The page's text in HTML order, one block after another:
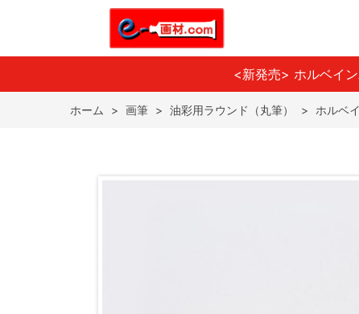
<新発売> ホルベイ
ホーム > 画筆 > 油彩用ラウンド（丸筆） > ホルベ